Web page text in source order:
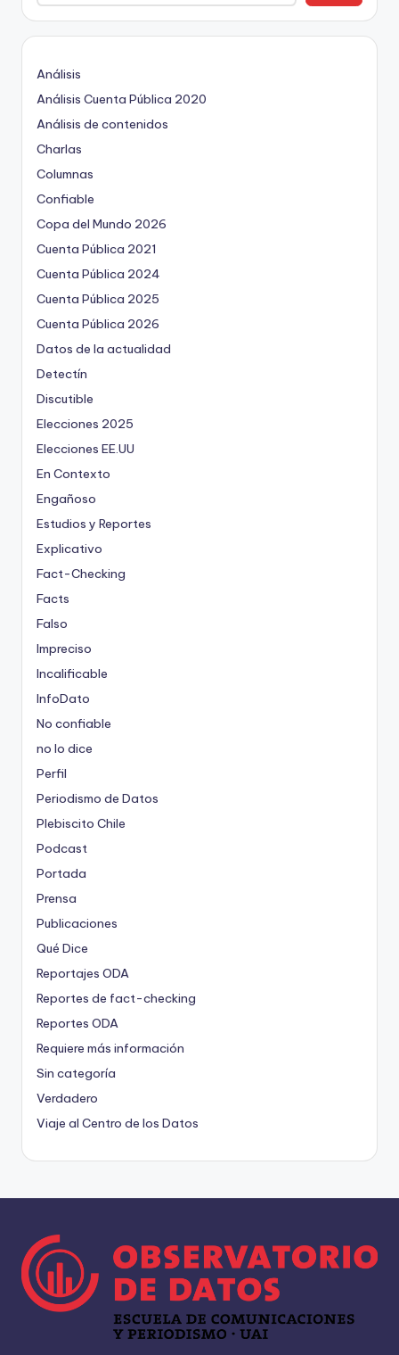
Análisis
Análisis Cuenta Pública 2020
Análisis de contenidos
Charlas
Columnas
Confiable
Copa del Mundo 2026
Cuenta Pública 2021
Cuenta Pública 2024
Cuenta Pública 2025
Cuenta Pública 2026
Datos de la actualidad
Detectín
Discutible
Elecciones 2025
Elecciones EE.UU
En Contexto
Engañoso
Estudios y Reportes
Explicativo
Fact-Checking
Facts
Falso
Impreciso
Incalificable
InfoDato
No confiable
no lo dice
Perfil
Periodismo de Datos
Plebiscito Chile
Podcast
Portada
Prensa
Publicaciones
Qué Dice
Reportajes ODA
Reportes de fact-checking
Reportes ODA
Requiere más información
Sin categoría
Verdadero
Viaje al Centro de los Datos